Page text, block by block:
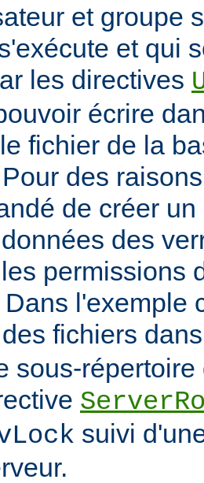
et groupe
et qui
les directives
écrire
fichier de la
des
de créer
des
permissions
l'exemple
fichiers
sous-
suivi